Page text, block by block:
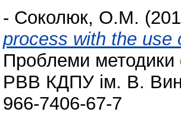
- Соколюк, О.М.
process with the use
Проблеми методики
РВВ КДПУ ім. В.
966-7406-67-7